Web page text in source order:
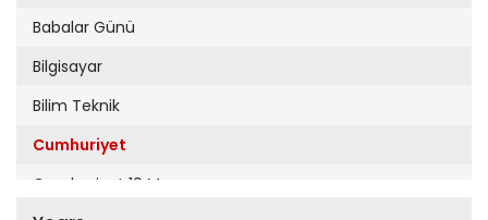
Babalar Günü
Bilgisayar
Bilim Teknik
Cumhuriyet
Cumhuriyet 19 Mayıs